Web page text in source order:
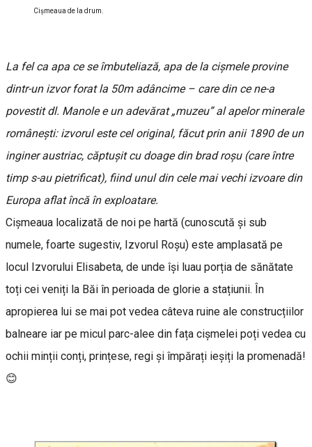
Cișmeaua de la drum.
La fel ca apa ce se îmbuteliază, apa de la cișmele provine
dintr-un izvor forat la 50m adâncime – care din ce ne-a
povestit dl. Manole e un adevărat „muzeu” al apelor minerale
românești: izvorul este cel original, făcut prin anii 1890 de un
inginer austriac, căptușit cu doage din brad roșu (care între
timp s-au pietrificat), fiind unul din cele mai vechi izvoare din
Europa aflat încă în exploatare.
Cișmeaua localizată de noi pe hartă (cunoscută și sub
numele, foarte sugestiv, Izvorul Roșu) este amplasată pe
locul Izvorului Elisabeta, de unde își luau porția de sănătate
toți cei veniți la Băi în perioada de glorie a stațiunii. În
apropierea lui se mai pot vedea câteva ruine ale construcțiilor
balneare iar pe micul parc-alee din fața cișmelei poți vedea cu
ochii minții conți, prințese, regi și împărați ieșiți la promenadă!
😊